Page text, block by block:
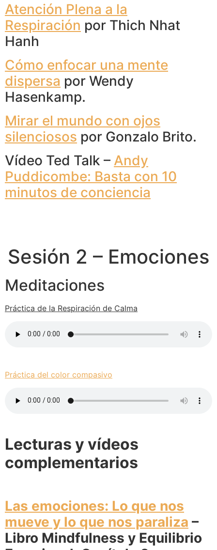
Atención Plena a la
Respiración por Thich Nhat
Hanh
Cómo enfocar una mente
dispersa por Wendy
Hasenkamp.
Mirar el mundo con ojos
silenciosos por Gonzalo Brito.
Vídeo Ted Talk – Andy
Puddicombe: Basta con 10
minutos de conciencia
Sesión 2 – Emociones
Meditaciones
Práctica de la Respiración de Calma
Práctica del color compasivo
Lecturas y vídeos
complementarios
Las emociones: Lo que nos
mueve y lo que nos paraliza –
Libro Mindfulness y Equilibrio